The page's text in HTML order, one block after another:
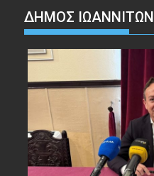
ΔΗΜΟΣ ΙΩΑΝΝΙΤΩΝ